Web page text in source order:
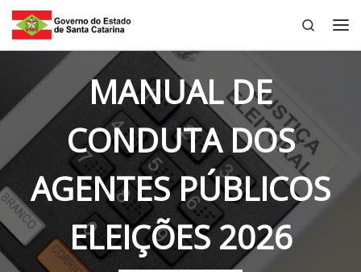
Skip to content
Search
MANUAL DE
CONDUTA DOS
AGENTES PÚBLICOS
ELEIÇÕES 2026